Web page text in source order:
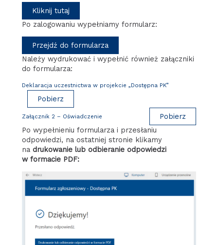
Kliknij tutaj
Po zalogowaniu wypełniamy formularz:
Przejdź do formularza
Należy wydrukować i wypełnić również załączniki
do formularza:
Deklaracja uczestnictwa w projekcie „Dostępna PK”
Pobierz
Załącznik 2 – Oświadczenie
Pobierz
Po wypełnieniu formularza i przesłaniu
odpowiedzi, na ostatniej stronie klikamy
nadrukowanie lub odbieranie odpowiedzi
w formacie PDF: